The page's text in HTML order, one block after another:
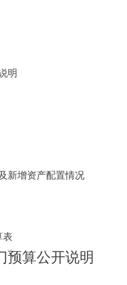
明
新增资产配置情况
表
预算公开说明